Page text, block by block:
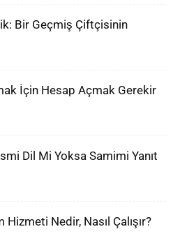
Bir Geçmiş Çiftçisinin
İçin Hesap Açmak Gerekir
Dil Mi Yoksa Samimi Yanıt
Nedir, Nasıl Çalışır?